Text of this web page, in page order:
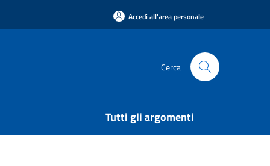
Accedi all'area personale
Cerca
Tutti gli argomenti